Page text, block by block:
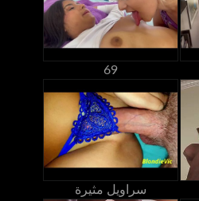
69
سراويل مثيرة